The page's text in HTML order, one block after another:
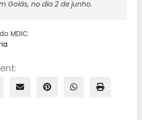
Goiás, no dia 2 de junho.
MDIC